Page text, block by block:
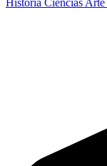
Historia Ciencias Arte